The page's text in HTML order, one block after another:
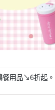
餐用品↘6折起。